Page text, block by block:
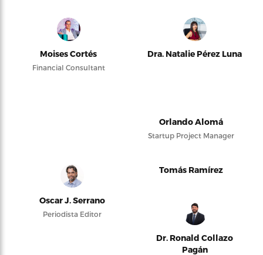
Moises Cortés
Financial Consultant
Dra. Natalie Pérez Luna
Orlando Alomá
Startup Project Manager
Oscar J. Serrano
Periodista Editor
Tomás Ramírez
Dr. Ronald Collazo
Pagán